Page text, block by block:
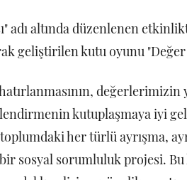
adı altında düzenlenen
geliştirilen kutu oyunu "Değer
değerlerimizin
kutuplaşmaya iyi
her türlü ayrışma,
sosyal sorumluluk projesi.